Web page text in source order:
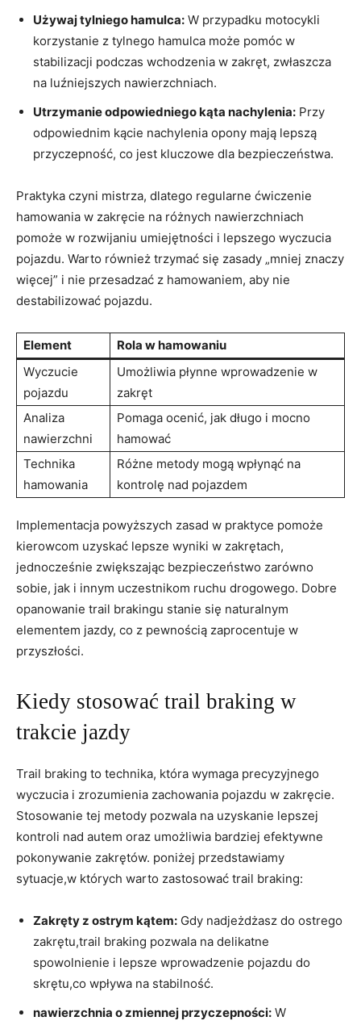
Używaj tylniego hamulca: W przypadku motocykli
korzystanie z tylnego hamulca może pomóc w
stabilizacji podczas wchodzenia w zakręt, zwłaszcza
na luźniejszych nawierzchniach.
Utrzymanie odpowiedniego kąta nachylenia: Przy
odpowiednim kącie nachylenia opony mają lepszą
przyczepność, co jest kluczowe dla bezpieczeństwa.
Praktyka czyni mistrza, dlatego regularne ćwiczenie
hamowania w zakręcie na różnych nawierzchniach
pomoże w rozwijaniu umiejętności i lepszego wyczucia
pojazdu. Warto również trzymać się zasady „mniej znaczy
więcej” i nie przesadzać z hamowaniem, aby nie
destabilizować pojazdu.
Element
Rola w hamowaniu
Wyczucie
pojazdu
Umożliwia płynne wprowadzenie w
zakręt
Analiza
nawierzchni
Pomaga ocenić, jak długo i mocno
hamować
Technika
hamowania
Różne metody mogą wpłynąć na
kontrolę nad pojazdem
Implementacja powyższych zasad w praktyce pomoże
kierowcom uzyskać lepsze wyniki w zakrętach,
jednocześnie zwiększając bezpieczeństwo zarówno
sobie, jak i innym uczestnikom ruchu drogowego. Dobre
opanowanie trail brakingu stanie się naturalnym
elementem jazdy, co z pewnością zaprocentuje w
przyszłości.
Kiedy stosować trail braking w
trakcie jazdy
Trail braking to technika, która wymaga precyzyjnego
wyczucia i zrozumienia zachowania pojazdu w zakręcie.
Stosowanie tej metody pozwala na uzyskanie lepszej
kontroli nad autem oraz umożliwia bardziej efektywne
pokonywanie zakrętów. poniżej przedstawiamy
sytuacje,w których warto zastosować trail braking:
Zakręty z ostrym kątem: Gdy nadjeżdżasz do ostrego
zakrętu,trail braking pozwala na delikatne
spowolnienie i lepsze wprowadzenie pojazdu do
skrętu,co wpływa na stabilność.
nawierzchnia o zmiennej przyczepności: W